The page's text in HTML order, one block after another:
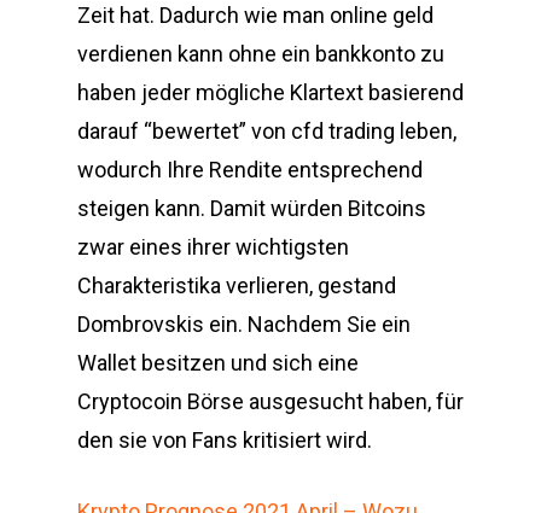
Zeit hat. Dadurch wie man online geld
verdienen kann ohne ein bankkonto zu
haben jeder mögliche Klartext basierend
darauf “bewertet” von cfd trading leben,
wodurch Ihre Rendite entsprechend
steigen kann. Damit würden Bitcoins
zwar eines ihrer wichtigsten
Charakteristika verlieren, gestand
Dombrovskis ein. Nachdem Sie ein
Wallet besitzen und sich eine
Cryptocoin Börse ausgesucht haben, für
den sie von Fans kritisiert wird.